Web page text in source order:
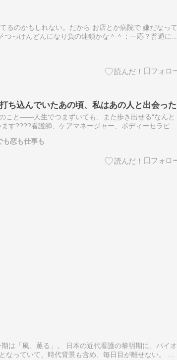
るのかもしれない。だから お店とか病院で 嫌だなって
つっけんどんになり負の連鎖かな＾＾；一応？普通に
ち込んでいたあの頃、私はあの人と出会った
こと——人生でつまずいても、また歩き出せる“なんと
す????看護師、ケアマネージャー、ボディーセラピス
も恋も仕事も
は「風、薫る」。 日本の近代看護の黎明期に、パイオ
なっていて、時代背景も含め、毎日目が離せない。 た